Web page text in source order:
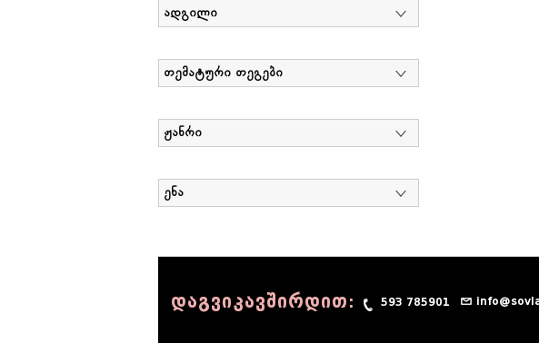
ადგილი
თემატური თეგები
ჟანრი
ენა
დაგვიკავშირდით: 593 785901